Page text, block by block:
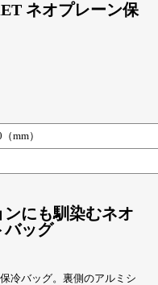
ネオプレーン保
mm）
にも馴染むネオ
バッグ
冷バッグ。裏側のアルミシ